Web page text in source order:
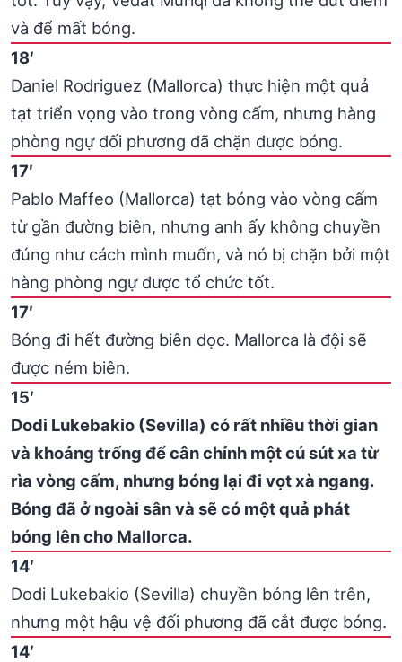
và để mất bóng.
18′
Daniel Rodriguez (Mallorca) thực hiện một quả
tạt triển vọng vào trong vòng cấm, nhưng hàng
phòng ngự đối phương đã chặn được bóng.
17′
Pablo Maffeo (Mallorca) tạt bóng vào vòng cấm
từ gần đường biên, nhưng anh ấy không chuyền
đúng như cách mình muốn, và nó bị chặn bởi một
hàng phòng ngự được tổ chức tốt.
17′
Bóng đi hết đường biên dọc. Mallorca là đội sẽ
được ném biên.
15′
Dodi Lukebakio (Sevilla) có rất nhiều thời gian
và khoảng trống để cân chỉnh một cú sút xa từ
rìa vòng cấm, nhưng bóng lại đi vọt xà ngang.
Bóng đã ở ngoài sân và sẽ có một quả phát
bóng lên cho Mallorca.
14′
Dodi Lukebakio (Sevilla) chuyền bóng lên trên,
nhưng một hậu vệ đối phương đã cắt được bóng.
14′